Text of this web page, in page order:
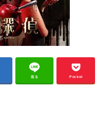
送る Pocket